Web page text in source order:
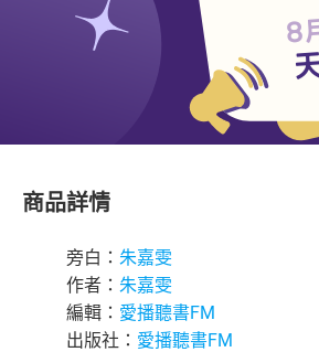
商品詳情
旁白： 朱嘉雯
作者： 朱嘉雯
編輯： 愛播聽書FM
出版社： 愛播聽書FM